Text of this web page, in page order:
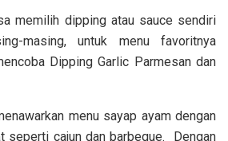
memilih dipping atau sauce sendiri
masing, untuk menu favoritnya
Dipping Garlic Parmesan dan
menu sayap ayam dengan
seperti cajun dan barbeque. Dengan